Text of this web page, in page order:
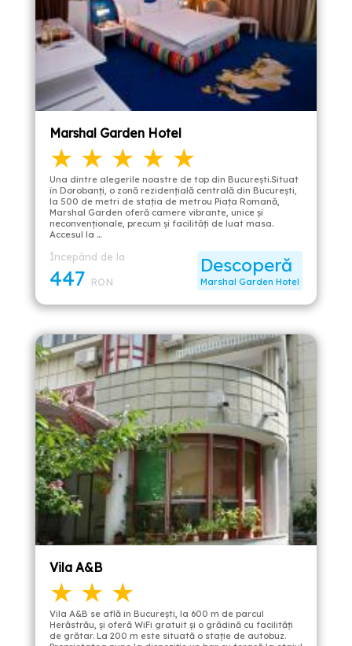
Marshal Garden Hotel
★ ★ ★ ★ ★
Una dintre alegerile noastre de top din București.Situat
în Dorobanţi, o zonă rezidenţială centrală din Bucureşti,
la 500 de metri de staţia de metrou Piaţa Romană,
Marshal Garden oferă camere vibrante, unice şi
neconvenţionale, precum şi facilităţi de luat masa.
Accesul la …
Descoperă
Marshal Garden Hotel
Începând de la
447 RON
Vila A&B
★ ★ ★
Vila A&B se află în București, la 600 m de parcul
Herăstrău, și oferă WiFi gratuit și o grădină cu facilități
de grătar. La 200 m este situată o stație de autobuz.